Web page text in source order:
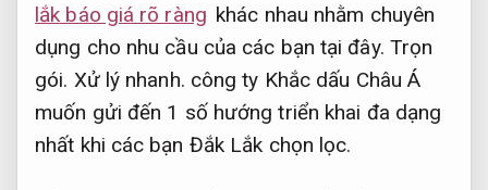
lắk báo giá rõ ràng khác nhau nhằm chuyên
dụng cho nhu cầu của các bạn tại đây. Trọn
gói. Xử lý nhanh. công ty Khắc dấu Châu Á
muốn gửi đến 1 số hướng triển khai đa dạng
nhất khi các bạn Đắk Lắk chọn lọc.